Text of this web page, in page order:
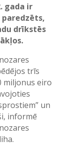
gada ir
drīkstēs
trīs
miljonus eiro
un
informē